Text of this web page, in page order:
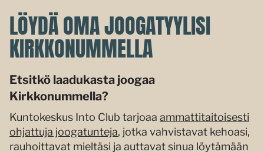
LÖYDÄ OMA JOOGATYYLISI
KIRKKONUMMELLA
Etsitkö laadukasta joogaa
Kirkkonummella?
Kuntokeskus Into Club tarjoaa ammattitaitoisesti
ohjattuja joogatunteja, jotka vahvistavat kehoasi,
rauhoittavat mieltäsi ja auttavat sinua löytämään